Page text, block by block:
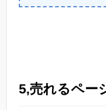
5,売れるペー